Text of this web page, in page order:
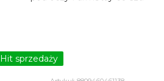
Hit sprzedaży